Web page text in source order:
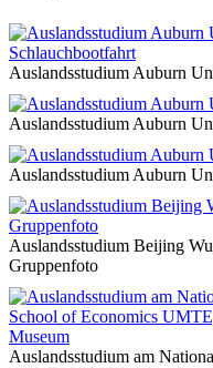
Auslandsstudium Auburn
Auslandsstudium Auburn
Auslandsstudium Auburn
Auslandsstudium Beijing
Gruppenfoto
Auslandsstudium am